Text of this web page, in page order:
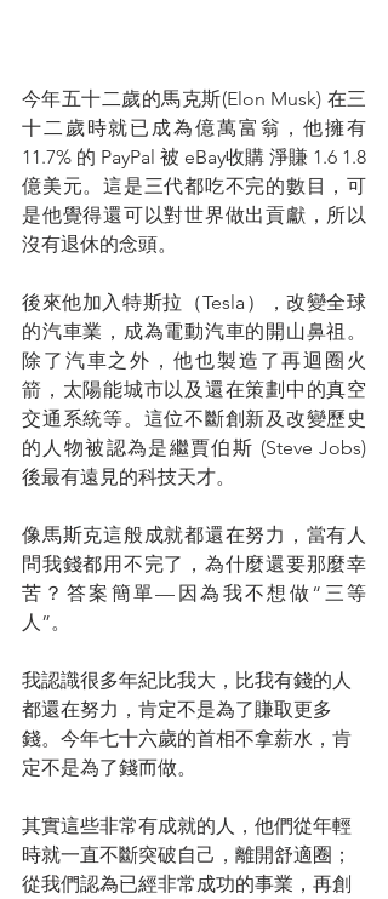
今年五十二歲的馬克斯(Elon Musk) 在三
十二歲時就已成為億萬富翁，他擁有
11.7% 的 PayPal 被 eBay收購 淨賺 1.6 1.8
億美元。這是三代都吃不完的數目，可
是他覺得還可以對世界做出貢獻，所以
沒有退休的念頭。
後來他加入特斯拉（Tesla），改變全球
的汽車業，成為電動汽車的開山鼻祖。
除了汽車之外，他也製造了再迴圈火
箭，太陽能城市以及還在策劃中的真空
交通系統等。這位不斷創新及改變歷史
的人物被認為是繼賈伯斯 (Steve Jobs)
後最有遠見的科技天才。
像馬斯克這般成就都還在努力，當有人
問我錢都用不完了，為什麼還要那麼幸
苦？答案簡單—因為我不想做“三等
人”。
我認識很多年紀比我大，比我有錢的人
都還在努力，肯定不是為了賺取更多
錢。今年七十六歲的首相不拿薪水，肯
定不是為了錢而做。
其實這些非常有成就的人，他們從年輕
時就一直不斷突破自己，離開舒適圈；
從我們認為已經非常成功的事業，再創